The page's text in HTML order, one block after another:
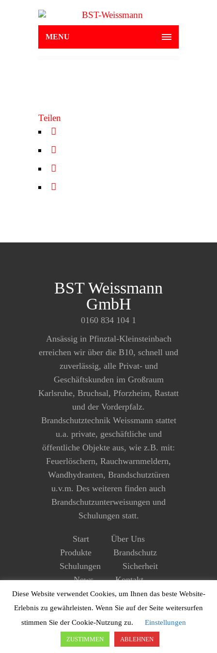
MENU
Teilen
BST Weissmann
GmbH
0160 834 104 1
Ansässig in Pfinztal-Kleinsteinbach
erreichen wir über die B10, schnell und
zuverlässig, alle Privat- und
Geschäftskunden im Großraum
Karlsruhe, Bruchsal, Pforzheim, Rastatt
und der Vorderpfalz.
Brandschutztechnik Weissmann stattet
u.a. private, geschäftliche und
öffentliche Objekte aus, wie z.B. mit:
Feuerlöschern, Rauchwarnmeldern,
Wandhydranten, Brandschutztüren
u.v.m. Des weiteren finden auch
Brandschutzunterweisungen und
Schulungen statt.
Start
Über Uns
Produkte
Brandschutz
Schulungen
Sicherheit
News
Kontakt
Impressum
Datenschutz
Diese Website verwendet Cookies, um Ihnen das beste Website-
Erlebnis zu gewährleisten. Wenn Sie auf der Seite weitersurfen
stimmen Sie der Cookie-Nutzung zu.
Einstellungen
ZUSTIMMEN ABLEHNEN
Schließen